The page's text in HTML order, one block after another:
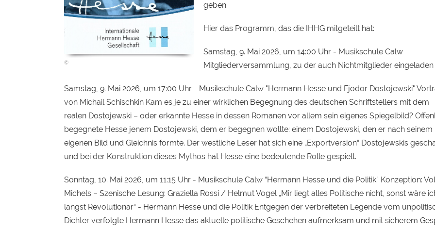
geben.
Hier das Programm, das die IHHG mitgeteilt hat:
Samstag, 9. Mai 2026, um 14:00 Uhr - Musikschule Calw
Mitgliederversammlung, zu der auch Nichtmitglieder eingeladen
Samstag, 9. Mai 2026, um 17:00 Uhr - Musikschule Calw "Hermann Hesse und Fjodor Dostojewski"
von Michail Schischkin Kam es je zu einer wirklichen Begegnung des deutschen Schriftstellers mit dem
realen Dostojewski – oder erkannte Hesse in dessen Romanen vor allem sein eigenes Spiegelbild?
begegnete Hesse jenem Dostojewski, dem er begegnen wollte: einem Dostojewski, den er nach seinem
eigenen Bild und Gleichnis formte. Der westliche Leser hat sich eine „Exportversion“ Dostojewskis
und bei der Konstruktion dieses Mythos hat Hesse eine bedeutende Rolle gespielt.
Sonntag, 10. Mai 2026, um 11:15 Uhr - Musikschule Calw “Hermann Hesse und die Politik” Konzeption:
Michels – Szenische Lesung: Graziella Rossi / Helmut Vogel „Mir liegt alles Politische nicht, sonst wäre
längst Revolutionär“ - Hermann Hesse und die Politik Entgegen der verbreiteten Legende vom
Dichter verfolgte Hermann Hesse das aktuelle politische Geschehen aufmerksam und mit sicherem